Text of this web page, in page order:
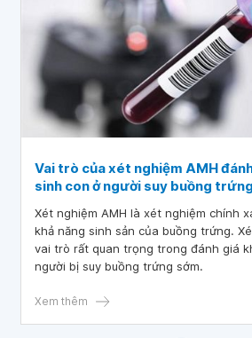
Vai trò của xét nghiệm AMH
sinh con ở người suy buồng
Xét nghiệm AMH là xét nghiệm chính
khả năng sinh sản của buồng trứng.
vai trò rất quan trọng trong đánh giá
người bị suy buồng trứng sớm.
Xem thêm